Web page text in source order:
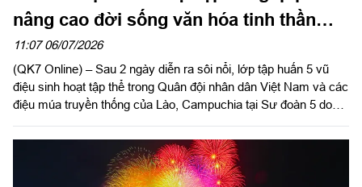
nâng cao đời sống văn hóa tinh thần
của bộ đội
11:07 06/07/2026
(QK7 Online) – Sau 2 ngày diễn ra sôi nổi, lớp tập huấn 5 vũ
điệu sinh hoạt tập thể trong Quân đội nhân dân Việt Nam và các
điệu múa truyền thống của Lào, Campuchia tại Sư đoàn 5 do
ngày 6/7.